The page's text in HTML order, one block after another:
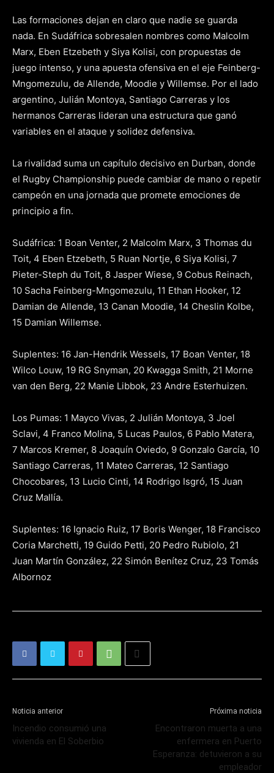
Las formaciones dejan en claro que nadie se guarda
nada. En Sudáfrica sobresalen nombres como Malcolm
Marx, Eben Etzebeth y Siya Kolisi, con propuestas de
juego intenso, y una apuesta ofensiva en el eje Feinberg-
Mngomezulu, de Allende, Moodie y Willemse. Por el lado
argentino, Julián Montoya, Santiago Carreras y los
hermanos Carreras lideran una estructura que ganó
variables en el ataque y solidez defensiva.
La rivalidad suma un capítulo decisivo en Durban, donde
el Rugby Championship puede cambiar de mano o repetir
campeón en una jornada que promete emociones de
principio a fin.
Sudáfrica: 1 Boan Venter, 2 Malcolm Marx, 3 Thomas du
Toit, 4 Eben Etzebeth, 5 Ruan Nortje, 6 Siya Kolisi, 7
Pieter-Steph du Toit, 8 Jasper Wiese, 9 Cobus Reinach,
10 Sacha Feinberg-Mngomezulu, 11 Ethan Hooker, 12
Damian de Allende, 13 Canan Moodie, 14 Cheslin Kolbe,
15 Damian Willemse.
Suplentes: 16 Jan-Hendrik Wessels, 17 Boan Venter, 18
Wilco Louw, 19 RG Snyman, 20 Kwagga Smith, 21 Morne
van den Berg, 22 Manie Libbok, 23 Andre Esterhuizen.
Los Pumas: 1 Mayco Vivas, 2 Julián Montoya, 3 Joel
Sclavi, 4 Franco Molina, 5 Lucas Paulos, 6 Pablo Matera,
7 Marcos Kremer, 8 Joaquín Oviedo, 9 Gonzalo García, 10
Santiago Carreras, 11 Mateo Carreras, 12 Santiago
Chocobares, 13 Lucio Cinti, 14 Rodrigo Isgró, 15 Juan
Cruz Mallía.
Suplentes: 16 Ignacio Ruiz, 17 Boris Wenger, 18 Francisco
Coria Marchetti, 19 Guido Petti, 20 Pedro Rubiolo, 21
Juan Martín González, 22 Simón Benítez Cruz, 23 Tomás
Albornoz
Noticia anterior
Incendio consumió una
vivienda en El Soberbio
Próxima noticia
Encontraron muerta a una
enfermera en Puerto
Esperanza: detuvieron a su
empleador